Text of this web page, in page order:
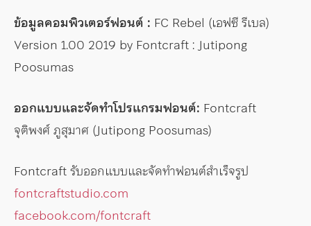
ข้อมูลคอมพิวเตอร์ฟอนต์ : FC Rebel (เอฟซี รีเบล)
Version 1.00 2019 by Fontcraft : Jutipong
Poosumas
ออกแบบและจัดทำโปรแกรมฟอนต์: Fontcraft
จุติพงศ์ ภูสุมาศ (Jutipong Poosumas)
Fontcraft รับออกแบบและจัดทำฟอนต์สำเร็จรูป
fontcraftstudio.com
facebook.com/fontcraft